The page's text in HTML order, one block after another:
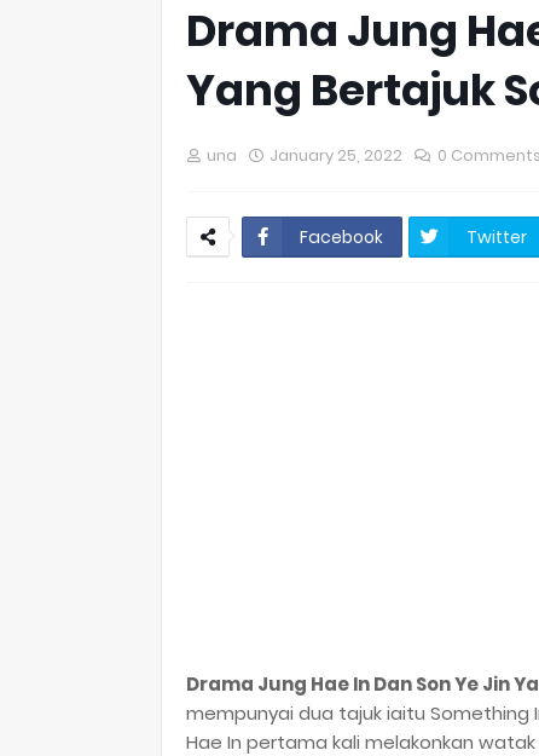
Drama Jung
Yang Bertajuk
una January 25, 2022 0 Comments
Facebook Twitter
Drama Jung Hae In Dan Son Ye Jin
mempunyai dua tajuk iaitu Something
Hae In pertama kali melakonkan